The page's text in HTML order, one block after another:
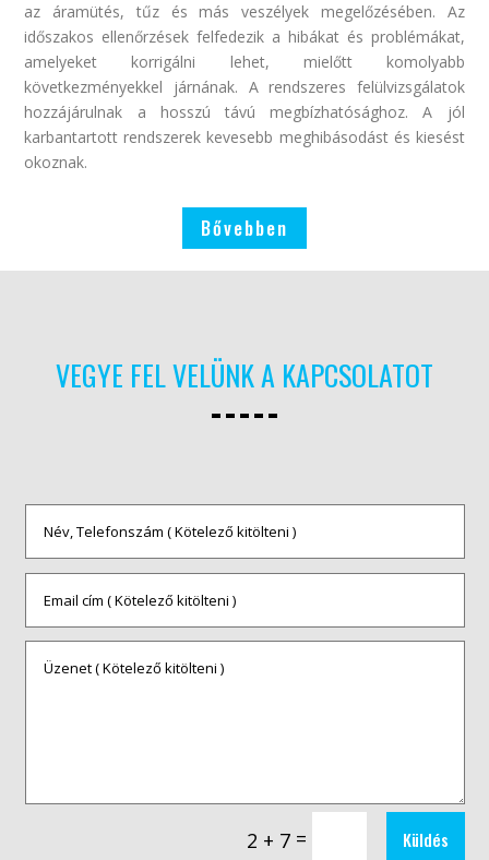
az áramütés, tűz és más veszélyek megelőzésében. Az
időszakos ellenőrzések felfedezik a hibákat és problémákat,
amelyeket korrigálni lehet, mielőtt komolyabb
következményekkel járnának. A rendszeres felülvizsgálatok
hozzájárulnak a hosszú távú megbízhatósághoz. A jól
karbantartott rendszerek kevesebb meghibásodást és kiesést
okoznak.
Bővebben
VEGYE FEL VELÜNK A KAPCSOLATOT
2 + 7= Küldés